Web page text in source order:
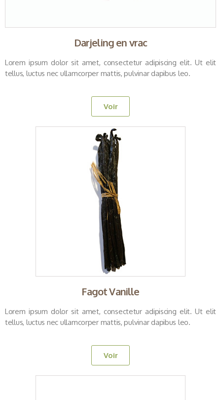
Darjeling en vrac
Lorem ipsum dolor sit amet, consectetur adipiscing elit. Ut elit
tellus, luctus nec ullamcorper mattis, pulvinar dapibus leo.
Voir
Fagot Vanille
Lorem ipsum dolor sit amet, consectetur adipiscing elit. Ut elit
tellus, luctus nec ullamcorper mattis, pulvinar dapibus leo.
Voir